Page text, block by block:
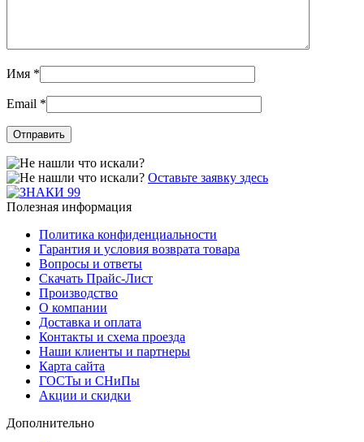
Имя *
Email *
Оставьте заявку здесь
Полезная информация
Политика конфиденциальности
Гарантия и условия возврата товара
Вопросы и ответы
Скачать Прайс-Лист
Производство
О компании
Доставка и оплата
Контакты и схема проезда
Наши клиенты и партнеры
Карта сайта
ГОСТы и СНиПы
Акции и скидки
Дополнительно